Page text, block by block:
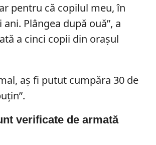
pentru că copilul meu, în
Plângea după ouă”, a
a cinci copii din orașul
aș fi putut cumpăra 30 de
verificate de armată